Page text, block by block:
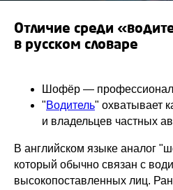
Отличие среди
в русском словаре
Шофёр —
"Водитель" охватывает
и владельцев частных
В английском языке аналог
который обычно связан с
высокопоставленных лиц.